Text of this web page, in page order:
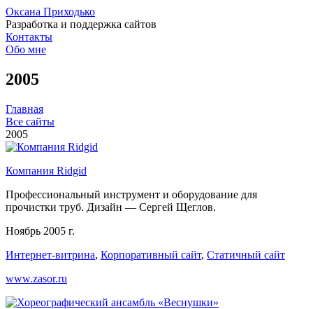
Оксана Приходько
Разработка и поддержка сайтов
Контакты
Обо мне
2005
Главная
Все сайты
2005
Компания Ridgid
Профессиональный инструмент и оборудование для
прочистки труб. Дизайн — Сергей Щеглов.
Ноябрь 2005 г.
Интернет-витрина, Корпоративный сайт, Статичный сайт
www.zasor.ru